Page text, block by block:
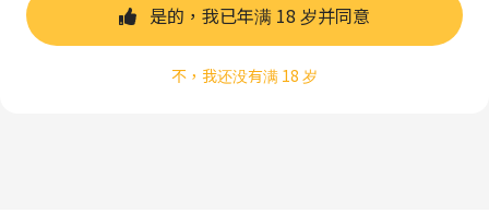
是的，我已年满 18 岁并同意
不，我还没有满 18 岁